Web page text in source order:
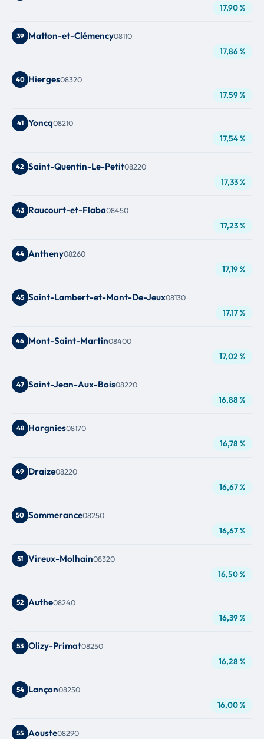
17,90 %
39 Matton-et-Clémency08110
17,86 %
40 Hierges08320
17,59 %
41 Yoncq08210
17,54 %
42 Saint-Quentin-Le-Petit08220
17,33 %
43 Raucourt-et-Flaba08450
17,23 %
44 Antheny08260
17,19 %
45 Saint-Lambert-et-Mont-De-Jeux08130
17,17 %
46 Mont-Saint-Martin08400
17,02 %
47 Saint-Jean-Aux-Bois08220
16,88 %
48 Hargnies08170
16,78 %
49 Draize08220
16,67 %
50 Sommerance08250
16,67 %
51 Vireux-Molhain08320
16,50 %
52 Authe08240
16,39 %
53 Olizy-Primat08250
16,28 %
54 Lançon08250
16,00 %
55 Aouste08290